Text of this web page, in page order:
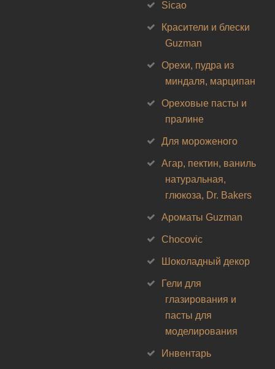
Sicao
Красители и блески
Guzman
Орехи, пудра из
миндаля, марципан
Ореховые пасты и
пралине
Для мороженого
Агар, пектин, ваниль
натуральная,
глюкоза, Dr. Bakers
Ароматы Guzman
Chocovic
Шоколадный декор
Гели для
глазирования и
пасты для
моделирования
Инвентарь